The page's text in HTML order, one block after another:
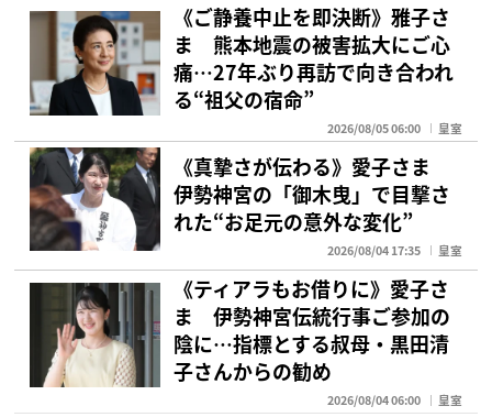
《ご静養中止を即決断》雅子さ
ま 熊本地震の被害拡大にご心
痛…27年ぶり再訪で向き合われ
る“祖父の宿命”
2026/08/05 06:00 皇室
《真摯さが伝わる》愛子さま
伊勢神宮の「御木曳」で目撃さ
れた“お足元の意外な変化”
2026/08/04 17:35 皇室
《ティアラもお借りに》愛子さ
ま 伊勢神宮伝統行事ご参加の
陰に…指標とする叔母・黒田清
子さんからの勧め
2026/08/04 06:00 皇室